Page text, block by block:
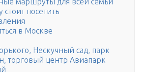
стоит посетить
в Москве
Нескучный сад, парк
торговый центр Авиапарк